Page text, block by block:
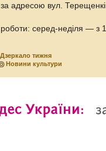
за адресою вул.
серед-неділя — з
Дзеркало тижня
Новини культури